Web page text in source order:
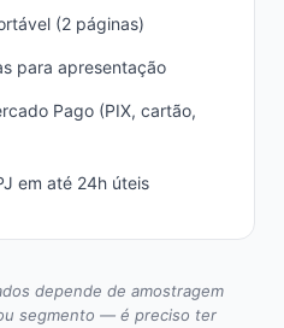
(2 páginas)
para apresentação
Pago (PIX, cartão,
em até 24h úteis
depende de amostragem
segmento — é preciso ter